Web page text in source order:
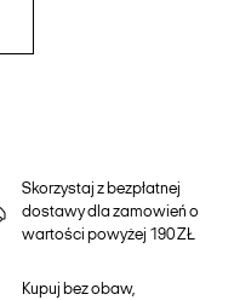
Skorzystaj z bezpłatnej
dostawy dla zamowień o
wartości powyżej 190 ZŁ
Kupuj bez obaw,